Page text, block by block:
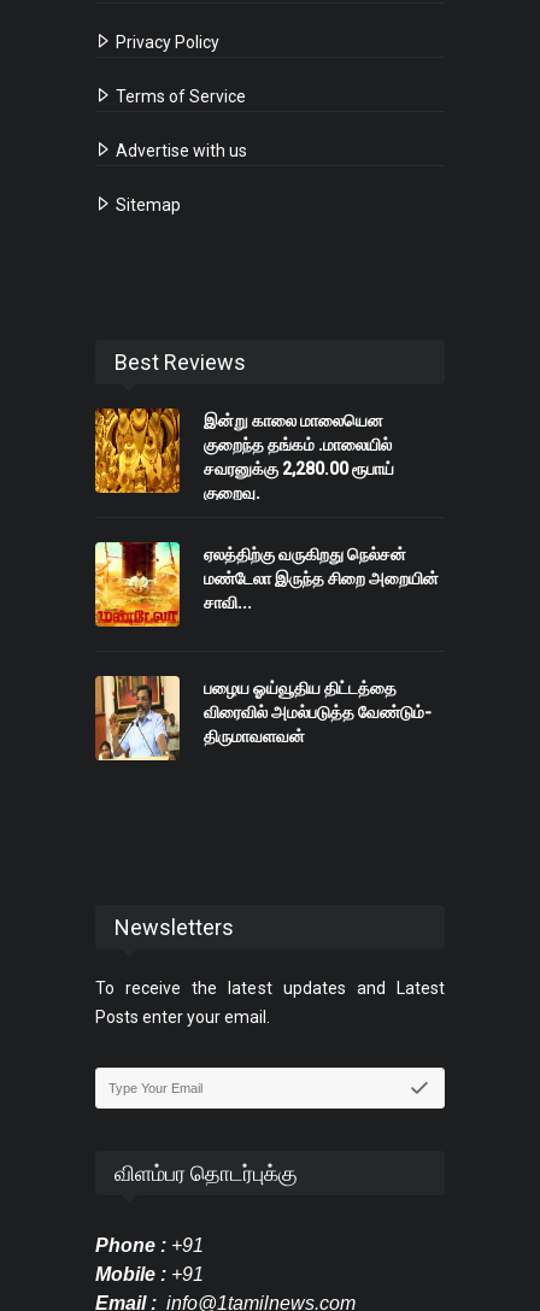
Privacy Policy
Terms of Service
Advertise with us
Sitemap
Best Reviews
இன்று காலை மாலையென
குறைந்த தங்கம் .மாலையில்
சவரனுக்கு 2,280.00 ரூபாய்
குறைவு.
ஏலத்திற்கு வருகிறது நெல்சன்
மண்டேலா இருந்த சிறை அறையின்
சாவி...
பழைய ஓய்வூதிய திட்டத்தை
விரைவில் அமல்படுத்த வேண்டும்-
திருமாவளவன்
Newsletters
To receive the latest updates and Latest
Posts enter your email.
விளம்பர தொடர்புக்கு
Phone : +91
Mobile : +91
Email : info@1tamilnews.com